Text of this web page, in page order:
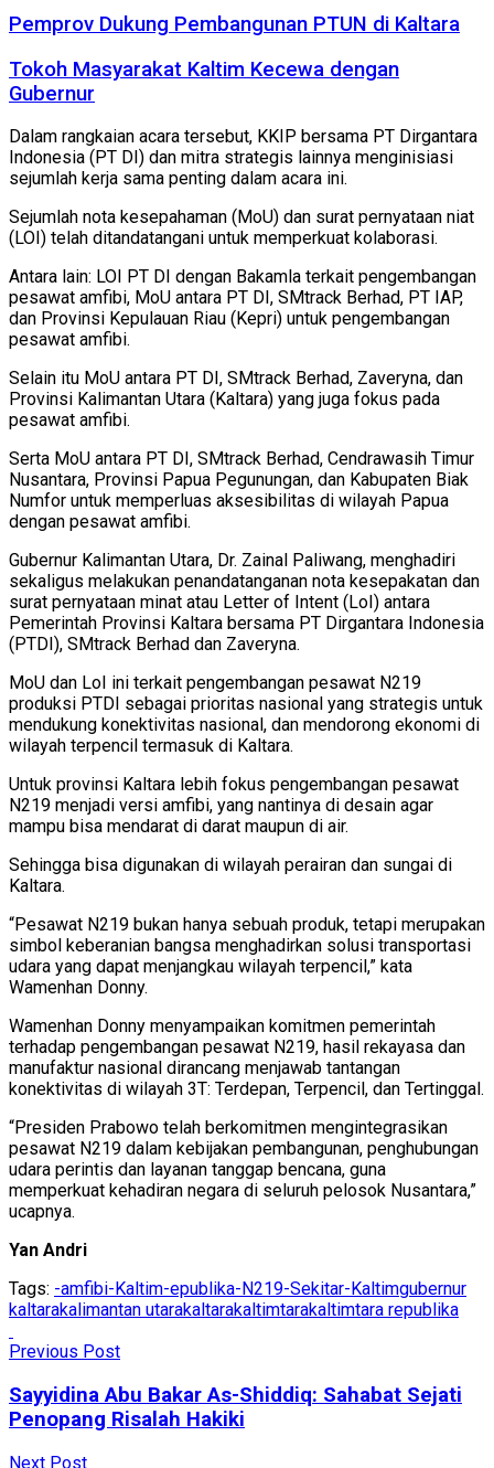
Pemprov Dukung Pembangunan PTUN di Kaltara
Tokoh Masyarakat Kaltim Kecewa dengan
Gubernur
Dalam rangkaian acara tersebut, KKIP bersama PT Dirgantara
Indonesia (PT DI) dan mitra strategis lainnya menginisiasi
sejumlah kerja sama penting dalam acara ini.
Sejumlah nota kesepahaman (MoU) dan surat pernyataan niat
(LOI) telah ditandatangani untuk memperkuat kolaborasi.
Antara lain: LOI PT DI dengan Bakamla terkait pengembangan
pesawat amfibi, MoU antara PT DI, SMtrack Berhad, PT IAP,
dan Provinsi Kepulauan Riau (Kepri) untuk pengembangan
pesawat amfibi.
Selain itu MoU antara PT DI, SMtrack Berhad, Zaveryna, dan
Provinsi Kalimantan Utara (Kaltara) yang juga fokus pada
pesawat amfibi.
Serta MoU antara PT DI, SMtrack Berhad, Cendrawasih Timur
Nusantara, Provinsi Papua Pegunungan, dan Kabupaten Biak
Numfor untuk memperluas aksesibilitas di wilayah Papua
dengan pesawat amfibi.
Gubernur Kalimantan Utara, Dr. Zainal Paliwang, menghadiri
sekaligus melakukan penandatanganan nota kesepakatan dan
surat pernyataan minat atau Letter of Intent (LoI) antara
Pemerintah Provinsi Kaltara bersama PT Dirgantara Indonesia
(PTDI), SMtrack Berhad dan Zaveryna.
MoU dan LoI ini terkait pengembangan pesawat N219
produksi PTDI sebagai prioritas nasional yang strategis untuk
mendukung konektivitas nasional, dan mendorong ekonomi di
wilayah terpencil termasuk di Kaltara.
Untuk provinsi Kaltara lebih fokus pengembangan pesawat
N219 menjadi versi amfibi, yang nantinya di desain agar
mampu bisa mendarat di darat maupun di air.
Sehingga bisa digunakan di wilayah perairan dan sungai di
Kaltara.
“Pesawat N219 bukan hanya sebuah produk, tetapi merupakan
simbol keberanian bangsa menghadirkan solusi transportasi
udara yang dapat menjangkau wilayah terpencil,” kata
Wamenhan Donny.
Wamenhan Donny menyampaikan komitmen pemerintah
terhadap pengembangan pesawat N219, hasil rekayasa dan
manufaktur nasional dirancang menjawab tantangan
konektivitas di wilayah 3T: Terdepan, Terpencil, dan Tertinggal.
“Presiden Prabowo telah berkomitmen mengintegrasikan
pesawat N219 dalam kebijakan pembangunan, penghubungan
udara perintis dan layanan tanggap bencana, guna
memperkuat kehadiran negara di seluruh pelosok Nusantara,”
ucapnya.
Yan Andri
Tags: -amfibi-Kaltim-epublika-N219-Sekitar-Kaltimgubernur
kaltarakalimantan utarakaltarakaltimtarakaltimtara republika
Previous Post
Sayyidina Abu Bakar As-Shiddiq: Sahabat Sejati
Penopang Risalah Hakiki
Next Post